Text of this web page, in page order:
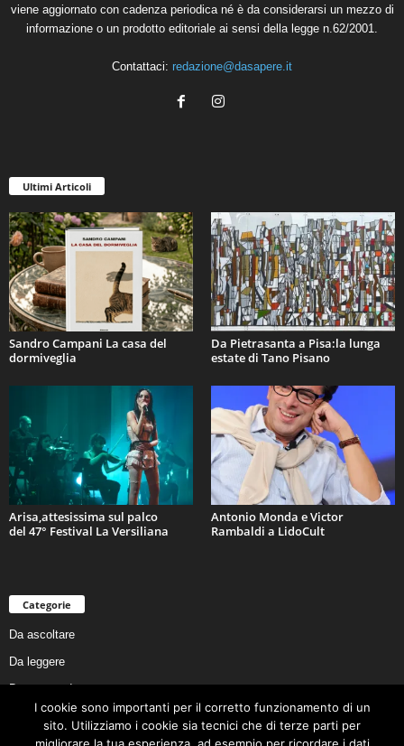
viene aggiornato con cadenza periodica né è da considerarsi un mezzo di
informazione o un prodotto editoriale ai sensi della legge n.62/2001.
Contattaci: redazione@dasapere.it
Ultimi Articoli
Sandro Campani La casa del
dormiveglia
Da Pietrasanta a Pisa:la lunga
estate di Tano Pisano
Arisa,attesissima sul palco
del 47° Festival La Versiliana
Antonio Monda e Victor
Rambaldi a LidoCult
Categorie
Da ascoltare
Da leggere
Da non perdere
Da conoscere
Da preservare
I cookie sono importanti per il corretto funzionamento di un
sito. Utilizziamo i cookie sia tecnici che di terze parti per